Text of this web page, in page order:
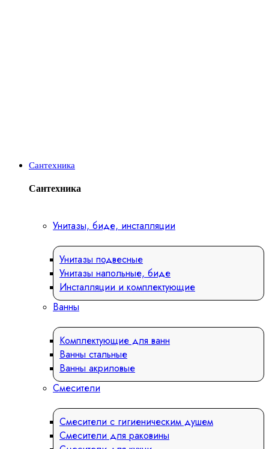
Сантехника
Сантехника
Унитазы, биде, инсталляции
Унитазы подвесные
Унитазы напольные, биде
Инсталляции и комплектующие
Ванны
Комплектующие для ванн
Ванны стальные
Ванны акриловые
Смесители
Смесители с гигиеническим душем
Смесители для раковины